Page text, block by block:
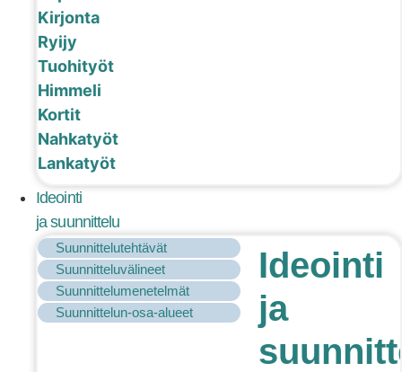
Kirjonta
Ryijy
Tuohityöt
Himmeli
Kortit
Nahkatyöt
Lankatyöt
Ideointi
ja suunnittelu
Suunnittelutehtävät
Suunnitteluvälineet
Suunnittelumenetelmät
Suunnittelun-osa-alueet
Ideointi
ja